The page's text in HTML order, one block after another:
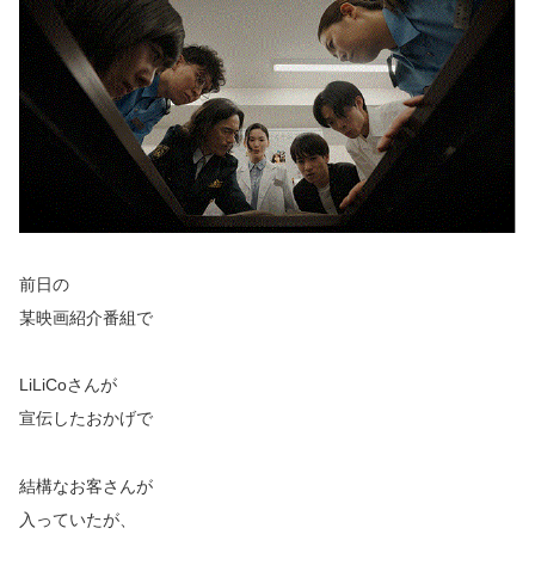
前日の
某映画紹介番組で
LiLiCoさんが
宣伝したおかげで
結構なお客さんが
入っていたが、